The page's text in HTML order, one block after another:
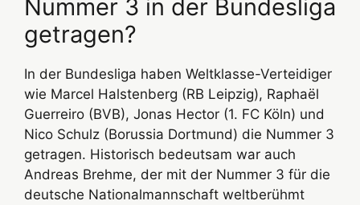
Nummer 3 in der Bundesliga
getragen?
In der Bundesliga haben Weltklasse-Verteidiger
wie Marcel Halstenberg (RB Leipzig), Raphaël
Guerreiro (BVB), Jonas Hector (1. FC Köln) und
Nico Schulz (Borussia Dortmund) die Nummer 3
getragen. Historisch bedeutsam war auch
Andreas Brehme, der mit der Nummer 3 für die
deutsche Nationalmannschaft weltberühmt